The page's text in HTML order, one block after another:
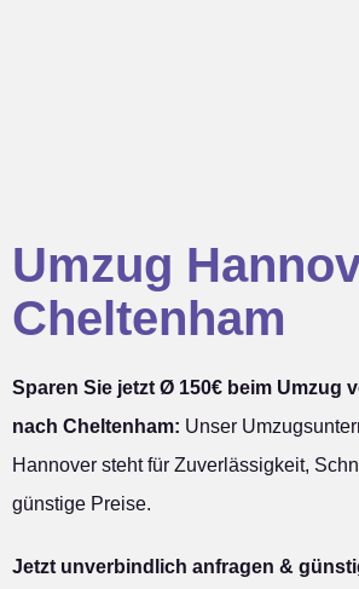
Umzug
Cheltenham
Sparen Sie jetzt Ø 150€ beim Umzug
nach Cheltenham: Unser
Hannover steht für Zuverlässigkeit,
günstige Preise.
Jetzt unverbindlich anfragen &